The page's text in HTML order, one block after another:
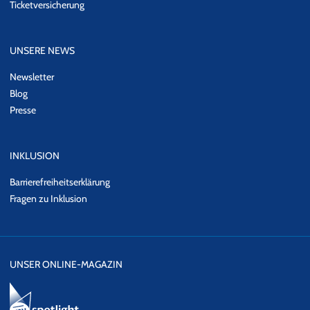
Ticketversicherung
UNSERE NEWS
Newsletter
Blog
Presse
INKLUSION
Barrierefreiheitserklärung
Fragen zu Inklusion
UNSER ONLINE-MAGAZIN